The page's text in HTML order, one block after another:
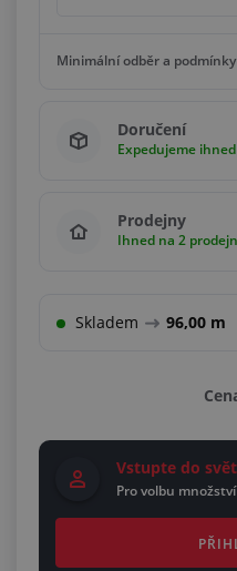
Minimální odběr a podmínky
2,00 m
Násobky 2,00 m
Doručení
Expedujeme ihned
Prodejny
Ihned na 2
Skladem 96,00 m
Vstupte do
Pro volbu